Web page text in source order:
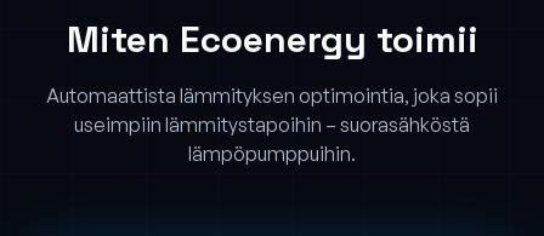
Miten Ecoenergy toimii
Automaattista lämmityksen optimointia, joka sopii
useimpiin lämmitystapoihin – suorasähköstä
lämpöpumppuihin.